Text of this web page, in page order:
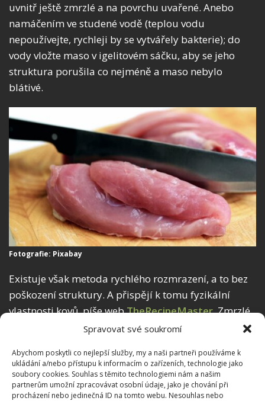
Spravovat své soukromí
Abychom poskytli co nejlepší služby, my a naši partneři používáme k
ukládání a/nebo přístupu k informacím o zařízeních, technologie jako
soubory cookies. Souhlas s těmito technologiemi nám a našim
partnerům umožní zpracovávat osobní údaje, jako je chování při
procházení nebo jedinečná ID na tomto webu. Nesouhlas nebo
uvnitř ještě zmrzlé a na povrchu uvařené. Anebo
namáčením ve studené vodě (teplou vodu
nepoužívejte, rychleji by se vytvářely bakterie); do
vody vložte maso v igelitovém sáčku, aby se jeho
struktura porušila co nejméně a maso nebylo
blátivé.
Fotografie: Pixabay
Existuje však metoda rychlého rozmrazení, a to bez
poškození struktury. A přispějí k tomu fyzikální
vlastnosti kovů, píše webTheRecipeMaster. Zmrzlé
maso vložte mezi dvě kovové plochy, nejlépe
nebo pánvíse vám totiž podaří dost rychle přivést
maso k pokojové teplotě. Kov bude chlad z masa
odvádět a pohlcovat do sebe. A tady by se vám lépe